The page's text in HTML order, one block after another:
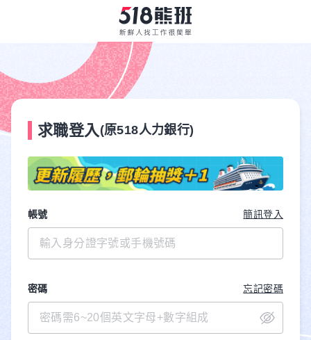
求職登入 (原518人力銀行)
帳號 簡訊登入
密碼 忘記密碼